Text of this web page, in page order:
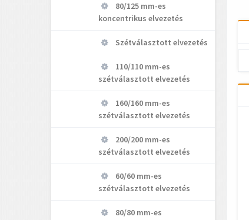
80/125 mm-es
koncentrikus elvezetés
Szétválasztott elvezetés
110/110 mm-es
szétválasztott elvezetés
160/160 mm-es
szétválasztott elvezetés
200/200 mm-es
szétválasztott elvezetés
60/60 mm-es
szétválasztott elvezetés
80/80 mm-es